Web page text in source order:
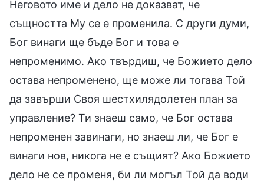
Неговото име и дело не доказват, че
същността Му се е променила. С други думи,
Бог винаги ще бъде Бог и това е
непроменимо. Ако твърдиш, че Божието дело
остава непроменено, ще може ли тогава Той
да завърши Своя шестхилядолетен план за
управление? Ти знаеш само, че Бог остава
непроменен завинаги, но знаеш ли, че Бог е
винаги нов, никога не е същият? Ако Божието
дело не се променя, би ли могъл Той да води